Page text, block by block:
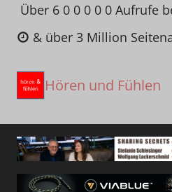
Zum
Inhalt
springen
Über 6 0 0 0 0 0 Aufrufe
& über 3 Million
Hören und Fühlen